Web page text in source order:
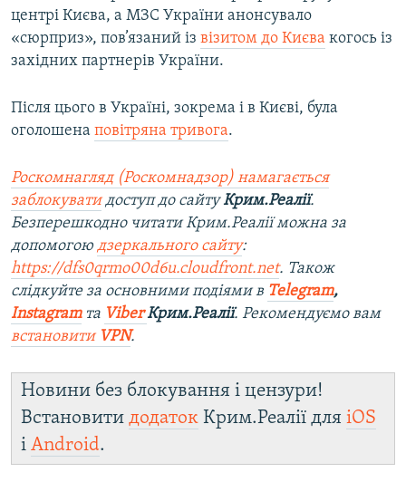
центрі Києва, а МЗС України анонсувало
«сюрприз», пов’язаний із візитом до Києва когось із
західних партнерів України.
Після цього в Україні, зокрема і в Києві, була
оголошена повітряна тривога.
Роскомнагляд (Роскомнадзор) намагається
заблокуватидоступ до сайтуКрим.Реалії.
Безперешкодно читати Крим.Реалії можна за
допомогою дзеркального сайту:
https://dfs0qrmo00d6u.cloudfront.net. Також
слідкуйте за основними подіями в Telegram,
Instagramта ViberКрим.Реалії. Рекомендуємо вам
встановити VPN.
Новини без блокування і цензури!
Встановити додаток Крим.Реалії для iOS
і Android.